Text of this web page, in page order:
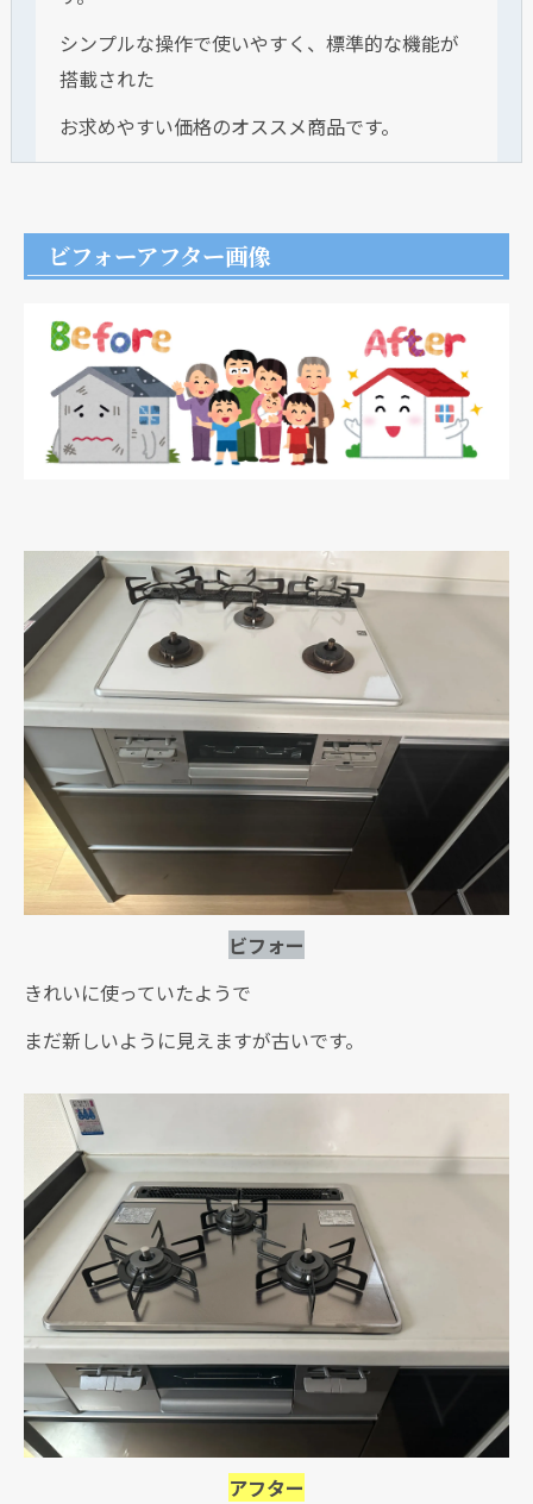
シンプルな操作で使いやすく、標準的な機能が
搭載された
お求めやすい価格のオススメ商品です。
ビフォーアフター画像
ビフォー
きれいに使っていたようで
まだ新しいように見えますが古いです。
アフター